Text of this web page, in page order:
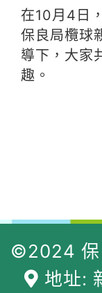
在10月4日
保良局欖球
導下，大家
趣。
©2024 保
地址: